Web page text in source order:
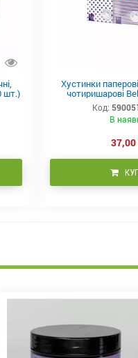
шт.)
Хустинки паперові
чотиришарові
Код:
В
37,00